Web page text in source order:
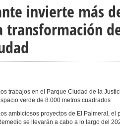
invierte más
transformación
trabajos en el Parque Ciudad de la
verde de 8.000 metros cuadrados
ambiciosos proyectos de El Palmeral, el
se llevarán a cabo a lo largo del